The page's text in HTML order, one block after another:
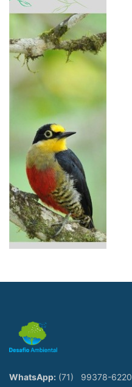
WhatsApp: (71)
99378-6220